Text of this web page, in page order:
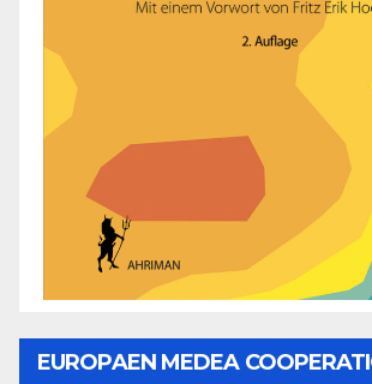
EUROPAEN MEDEA